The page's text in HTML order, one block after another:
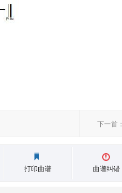
下一首：
打印曲谱 曲谱纠错